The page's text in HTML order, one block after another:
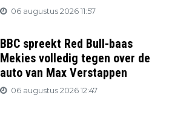
06 augustus 2026 11:57
BBC spreekt Red Bull-baas
Mekies volledig tegen over de
auto van Max Verstappen
06 augustus 2026 12:47